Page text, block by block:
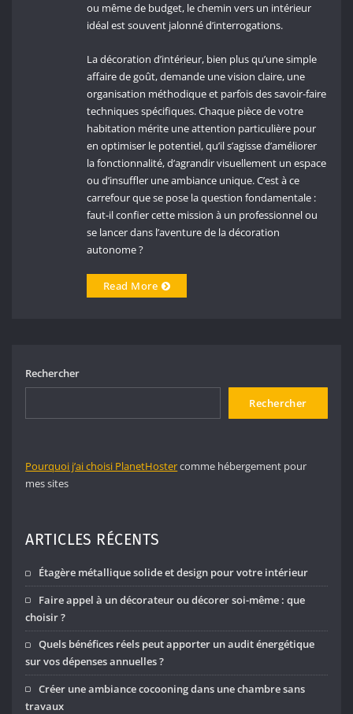
ou même de budget, le chemin vers un intérieur
idéal est souvent jalonné d’interrogations.
La décoration d’intérieur, bien plus qu’une simple
affaire de goût, demande une vision claire, une
organisation méthodique et parfois des savoir-faire
techniques spécifiques. Chaque pièce de votre
habitation mérite une attention particulière pour
en optimiser le potentiel, qu’il s’agisse d’améliorer
la fonctionnalité, d’agrandir visuellement un espace
ou d’insuffler une ambiance unique. C’est à ce
carrefour que se pose la question fondamentale :
faut-il confier cette mission à un professionnel ou
se lancer dans l’aventure de la décoration
autonome ?
Read More
Rechercher
Rechercher
Pourquoi j’ai choisi PlanetHostercomme hébergement pour
mes sites
ARTICLES RÉCENTS
Étagère métallique solide et design pour votre intérieur
Faire appel à un décorateur ou décorer soi-même : que
choisir ?
Quels bénéfices réels peut apporter un audit énergétique
sur vos dépenses annuelles ?
Créer une ambiance cocooning dans une chambre sans
travaux